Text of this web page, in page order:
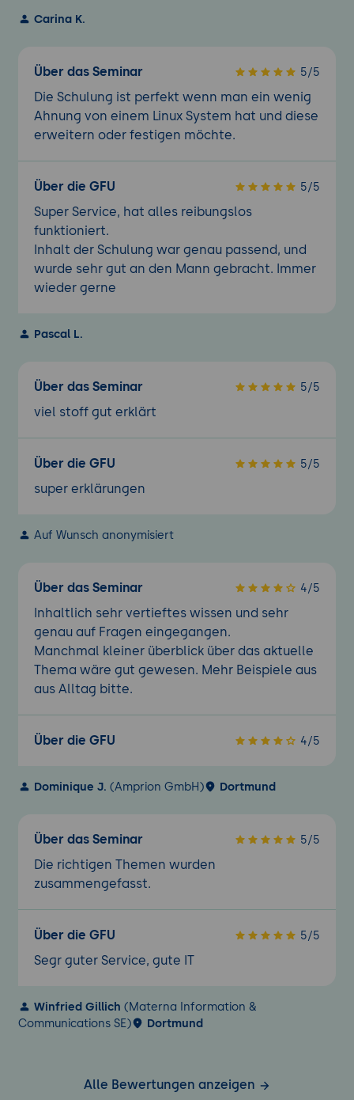
Carina K.
Über das Seminar 5/5
Die Schulung ist perfekt wenn man ein wenig
Ahnung von einem Linux System hat und diese
erweitern oder festigen möchte.
Über die GFU 5/5
Super Service, hat alles reibungslos
funktioniert.
Inhalt der Schulung war genau passend, und
wurde sehr gut an den Mann gebracht. Immer
wieder gerne
Pascal L.
Über das Seminar 5/5
viel stoff gut erklärt
Über die GFU 5/5
super erklärungen
Auf Wunsch anonymisiert
Über das Seminar 4/5
Inhaltlich sehr vertieftes wissen und sehr
genau auf Fragen eingegangen.
Manchmal kleiner überblick über das aktuelle
Thema wäre gut gewesen. Mehr Beispiele aus
aus Alltag bitte.
Über die GFU 4/5
Dominique J. (Amprion GmbH) Dortmund
Über das Seminar 5/5
Die richtigen Themen wurden
zusammengefasst.
Über die GFU 5/5
Segr guter Service, gute IT
Winfried Gillich (Materna Information &
Communications SE)
Dortmund
Alle Bewertungen anzeigen